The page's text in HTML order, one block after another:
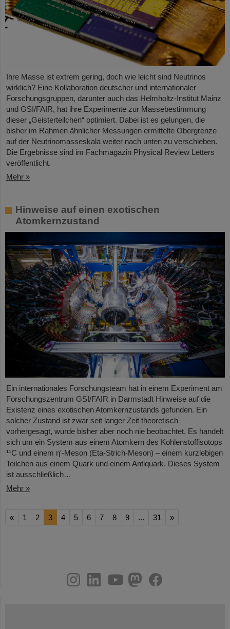
Ihre Masse ist extrem gering, doch wie leicht sind Neutrinos
wirklich? Eine Kollaboration deutscher und internationaler
Forschungsgruppen, darunter auch das Helmholtz-Institut Mainz
und GSI/FAIR, hat ihre Experimente zur Massebestimmung
dieser „Geisterteilchen“ optimiert. Dabei ist es gelungen, die
bisher im Rahmen ähnlicher Messungen ermittelte Obergrenze
auf der Neutrinomasseskala weiter nach unten zu verschieben.
Die Ergebnisse sind im Fachmagazin Physical Review Letters
veröffentlicht.
Mehr »
Hinweise auf einen exotischen
Atomkernzustand
Ein internationales Forschungsteam hat in einem Experiment am
Forschungszentrum GSI/FAIR in Darmstadt Hinweise auf die
Existenz eines exotischen Atomkernzustands gefunden. Ein
solcher Zustand ist zwar seit langer Zeit theoretisch
vorhergesagt, wurde bisher aber noch nie beobachtet. Es handelt
sich um ein System aus einem Atomkern des Kohlenstoffisotops
¹¹C und einem η′‑Meson (Eta-Strich-Meson) – einem kurzlebigen
Teilchen aus einem Quark und einem Antiquark. Dieses System
ist ausschließlich…
Mehr »
« 1 2 3 4 5 6 7 8 9 ... 31 »
youtube
helmholtz.social
facebook